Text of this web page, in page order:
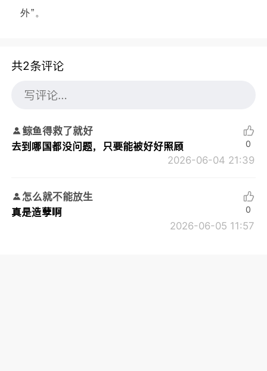
外”。
共2条评论
鲸鱼得救了就好
去到哪国都没问题，只要能被好好照顾
2026-06-04 21:39
0
怎么就不能放生
真是造孽啊
2026-06-05 11:57
0